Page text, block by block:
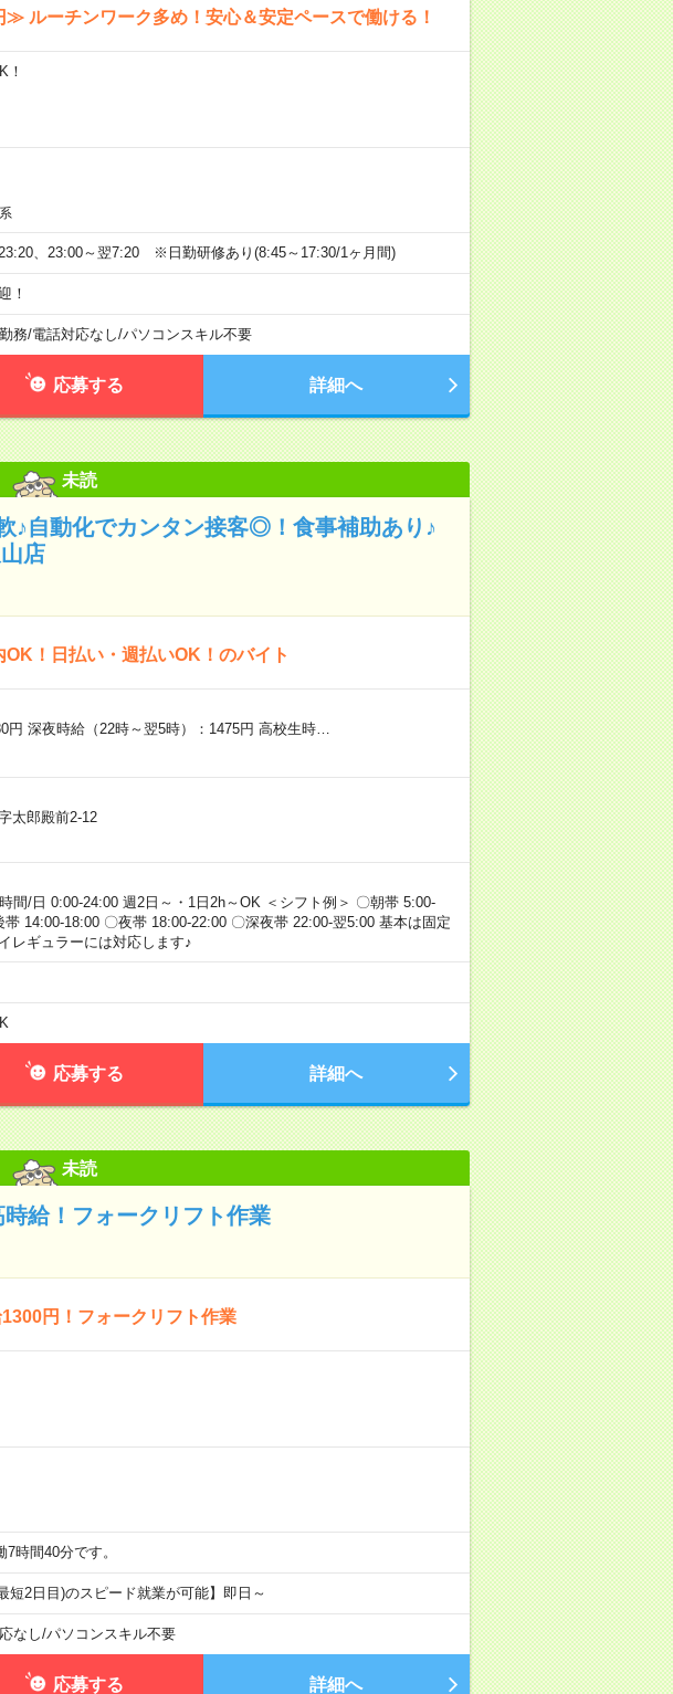
ルーチンワーク多め！安心＆安定ペースで働ける！
！
、23:00～翌7:20 ※日勤研修あり(8:45～17:30/1ヶ月間)
！
務/電話対応なし/パソコンスキル不要
応募する 詳細へ
未読
♪自動化でカンタン接客◎！食事補助あり♪
店
！日払い・週払いOK！のバイト
円 深夜時給（22時～翌5時）：1475円 高校生時…
太郎殿前2-12
間/日 0:00-24:00 週2日～・1日2h～OK ＜シフト例＞ 〇朝帯 5:00-
14:00-18:00 〇夜帯 18:00-22:00 〇深夜帯 22:00-翌5:00 基本は固定
レギュラーには対応します♪
応募する 詳細へ
未読
給！フォークリフト作業
円！フォークリフト作業
時間40分です。
短2日目)のスピード就業が可能】即日～
なし/パソコンスキル不要
応募する 詳細へ